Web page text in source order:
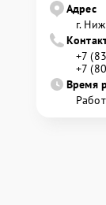
Адрес
г.
+7
+7
Время